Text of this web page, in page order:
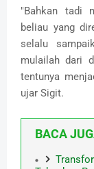
"Bahkan tadi
beliau yang
selalu
mulailah dari
tentunya
ujar Sigit.
BACA